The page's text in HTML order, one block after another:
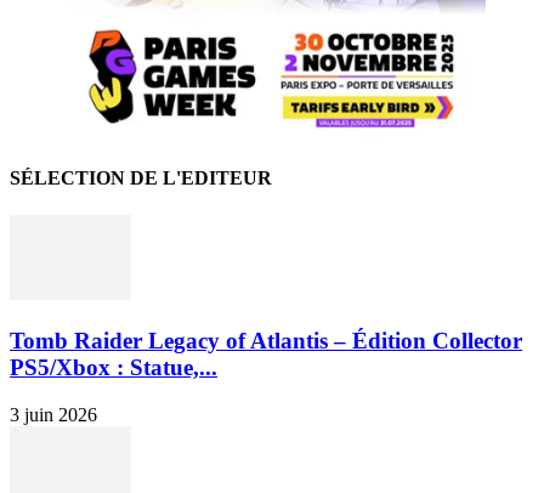
SÉLECTION DE L'EDITEUR
Tomb Raider Legacy of Atlantis – Édition Collector
PS5/Xbox : Statue,...
3 juin 2026